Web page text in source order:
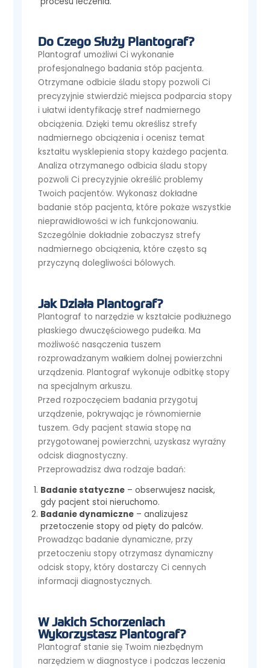
Do Czego Służy Plantograf?
Plantograf umożliwi Ci wykonanie
profesjonalnego badania stóp pacjenta.
Otrzymane odbicie śladu stopy pozwoli Ci
precyzyjnie stwierdzić miejsca podparcia stopy
i ułatwi identyfikację stref nadmiernego
obciążenia. Dzięki temu określisz strefy
nadmiernego obciążenia i ocenisz temat
kształtu wysklepienia stopy każdego pacjenta.
Analiza otrzymanego odbicia śladu stopy
pozwoli Ci precyzyjnie określić problemy
Twoich pacjentów. Wykonasz dokładne
badanie stóp pacjenta, które pokaże wszystkie
nieprawidłowości w ich funkcjonowaniu.
Szczególnie dokładnie zobaczysz strefy
nadmiernego obciążenia, które często są
przyczyną dolegliwości bólowych.
Jak Działa Plantograf?
Plantograf to narzędzie w kształcie podłużnego
płaskiego dwuczęściowego pudełka. Ma
możliwość nasączenia tuszem
rozprowadzanym wałkiem dolnej powierzchni
urządzenia. Plantograf wykonuje odbitkę stopy
na specjalnym arkuszu.
Przed rozpoczęciem badania przygotuj
urządzenie, pokrywając je równomiernie
tuszem. Gdy pacjent stawia stopę na
przygotowanej powierzchni, uzyskasz wyraźny
odcisk diagnostyczny.
Przeprowadzisz dwa rodzaje badań:
Badanie statyczne – obserwujesz nacisk,
gdy pacjent stoi nieruchomo.
Badanie dynamiczne – analizujesz
przetoczenie stopy od pięty do palców.
Prowadząc badanie dynamiczne, przy
przetoczeniu stopy otrzymasz dynamiczny
odcisk stopy, który dostarczy Ci cennych
informacji diagnostycznych.
W Jakich Schorzeniach
Wykorzystasz Plantograf?
Plantograf stanie się Twoim niezbędnym
narzędziem w diagnostyce i podczas leczenia